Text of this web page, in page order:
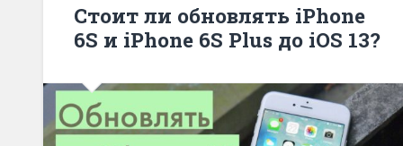
Стоит ли обновлять iPhone
6S и iPhone 6S Plus до iOS 13?